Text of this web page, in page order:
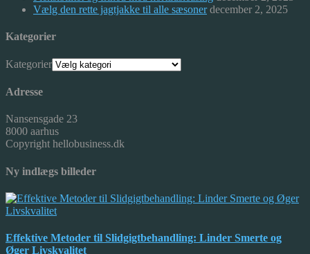
Vælg den rette jagtjakke til alle sæsoner december 2, 2025
Kategorier
Kategorier
Adresse
Nansensgade 23
8000 aarhus
Copyright hellobusiness.dk
Ny indlægs billeder
Effektive Metoder til Slidgigtbehandling: Linder Smerte og
Øger Livskvalitet